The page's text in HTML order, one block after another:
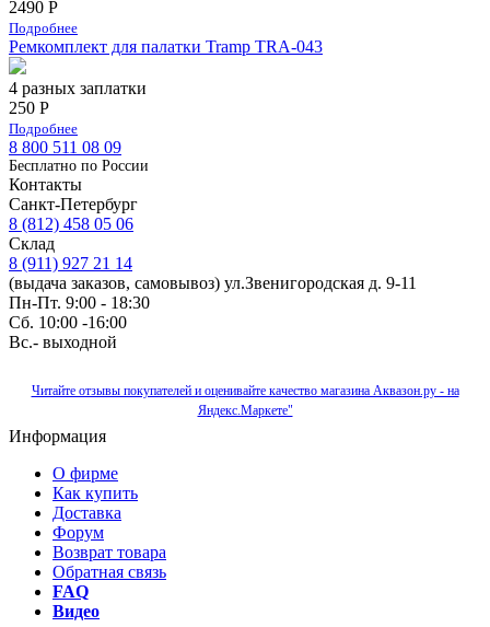
2490 Р
Подробнее
Ремкомплект для палатки Tramp TRA-043
4 разных заплатки
250 Р
Подробнее
8 800 511 08 09
Бесплатно по Роcсии
Контакты
Санкт-Петербург
8 (812) 458 05 06
Склад
8 (911) 927 21 14
(выдача заказов, самовывоз) ул.Звенигородская д. 9-11
Пн-Пт. 9:00 - 18:30
Сб. 10:00 -16:00
Вс.- выходной
Читайте отзывы покупателей и оценивайте качество магазина Аквазон.ру - на
Яндекс.Маркете"
Информация
О фирме
Как купить
Доставка
Форум
Возврат товара
Обратная связь
FAQ
Видео